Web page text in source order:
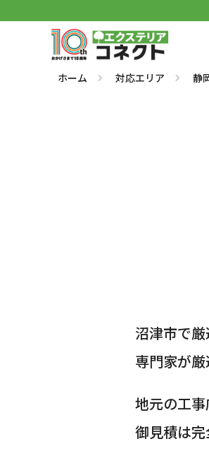
ホーム 対応エリア 静
沼津市で
専門家が
地元の工
御見積は